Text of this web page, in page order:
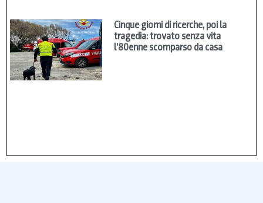
Cinque giorni di ricerche, poi la
tragedia: trovato senza vita
l’80enne scomparso da casa